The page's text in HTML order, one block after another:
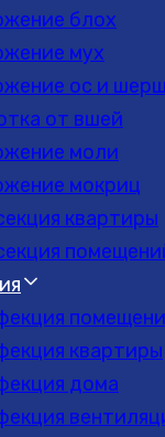
блох
мух
ос и
от вшей
моли
мокриц
квартиры
квартиры
дома